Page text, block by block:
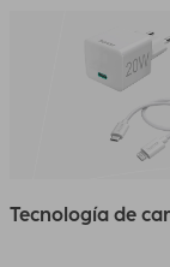
Tecnología de